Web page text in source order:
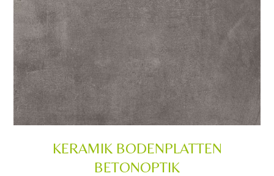
KERAMIK BODENPLATTEN
BETONOPTIK